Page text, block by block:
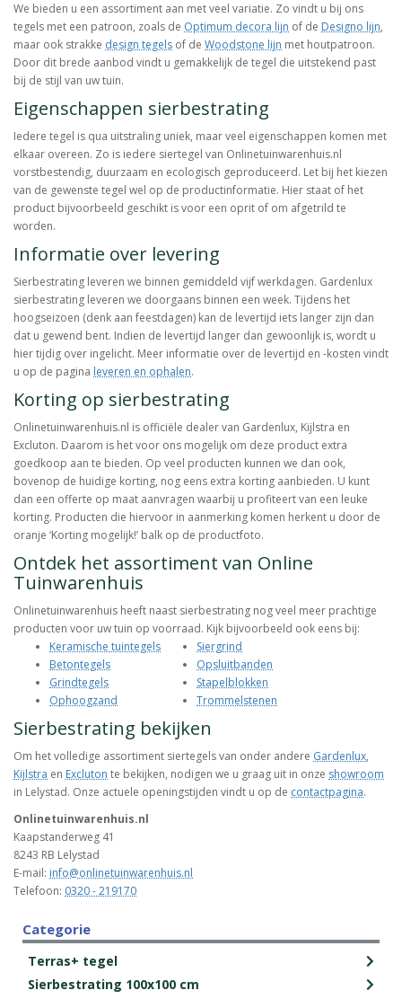
Categorie
Terras+ tegel
Sierbestrating 100x100 cm
We bieden u een assortiment aan met veel variatie. Zo vindt u bij ons
tegels met een patroon, zoals de Optimum decora lijn of de Designo lijn,
maar ook strakke design tegels of de Woodstone lijn met houtpatroon.
Door dit brede aanbod vindt u gemakkelijk de tegel die uitstekend past
bij de stijl van uw tuin.
Eigenschappen sierbestrating
Iedere tegel is qua uitstraling uniek, maar veel eigenschappen komen met
elkaar overeen. Zo is iedere siertegel van Onlinetuinwarenhuis.nl
vorstbestendig, duurzaam en ecologisch geproduceerd. Let bij het kiezen
van de gewenste tegel wel op de productinformatie. Hier staat of het
product bijvoorbeeld geschikt is voor een oprit of om afgetrild te
worden.
Informatie over levering
Sierbestrating leveren we binnen gemiddeld vijf werkdagen. Gardenlux
sierbestrating leveren we doorgaans binnen een week. Tijdens het
hoogseizoen (denk aan feestdagen) kan de levertijd iets langer zijn dan
dat u gewend bent. Indien de levertijd langer dan gewoonlijk is, wordt u
hier tijdig over ingelicht. Meer informatie over de levertijd en -kosten vindt
u op de pagina leveren en ophalen.
Korting op sierbestrating
Onlinetuinwarenhuis.nl is officiële dealer van Gardenlux, Kijlstra en
Excluton. Daarom is het voor ons mogelijk om deze product extra
goedkoop aan te bieden. Op veel producten kunnen we dan ook,
bovenop de huidige korting, nog eens extra korting aanbieden. U kunt
dan een offerte op maat aanvragen waarbij u profiteert van een leuke
korting. Producten die hiervoor in aanmerking komen herkent u door de
oranje ‘Korting mogelijk!’ balk op de productfoto.
Ontdek het assortiment van Online
Tuinwarenhuis
Onlinetuinwarenhuis heeft naast sierbestrating nog veel meer prachtige
producten voor uw tuin op voorraad. Kijk bijvoorbeeld ook eens bij:
Keramische tuintegels
Betontegels
Grindtegels
Ophoogzand
Siergrind
Opsluitbanden
Stapelblokken
Trommelstenen
Sierbestrating bekijken
Om het volledige assortiment siertegels van onder andere Gardenlux,
Kijlstra en Excluton te bekijken, nodigen we u graag uit in onze showroom
in Lelystad. Onze actuele openingstijden vindt u op de contactpagina.
Onlinetuinwarenhuis.nl
Kaapstanderweg 41
8243 RB Lelystad
E-mail: info@onlinetuinwarenhuis.nl
Telefoon: 0320 - 219170